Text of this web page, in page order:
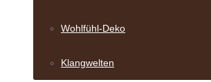
Wohlfühl-Deko
Klangwelten